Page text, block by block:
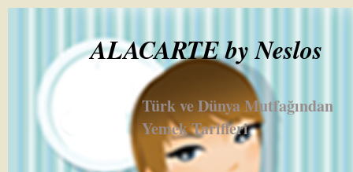
ALACARTE by Neslos
Türk ve Dünya Mutfağından
Yemek Tarifleri